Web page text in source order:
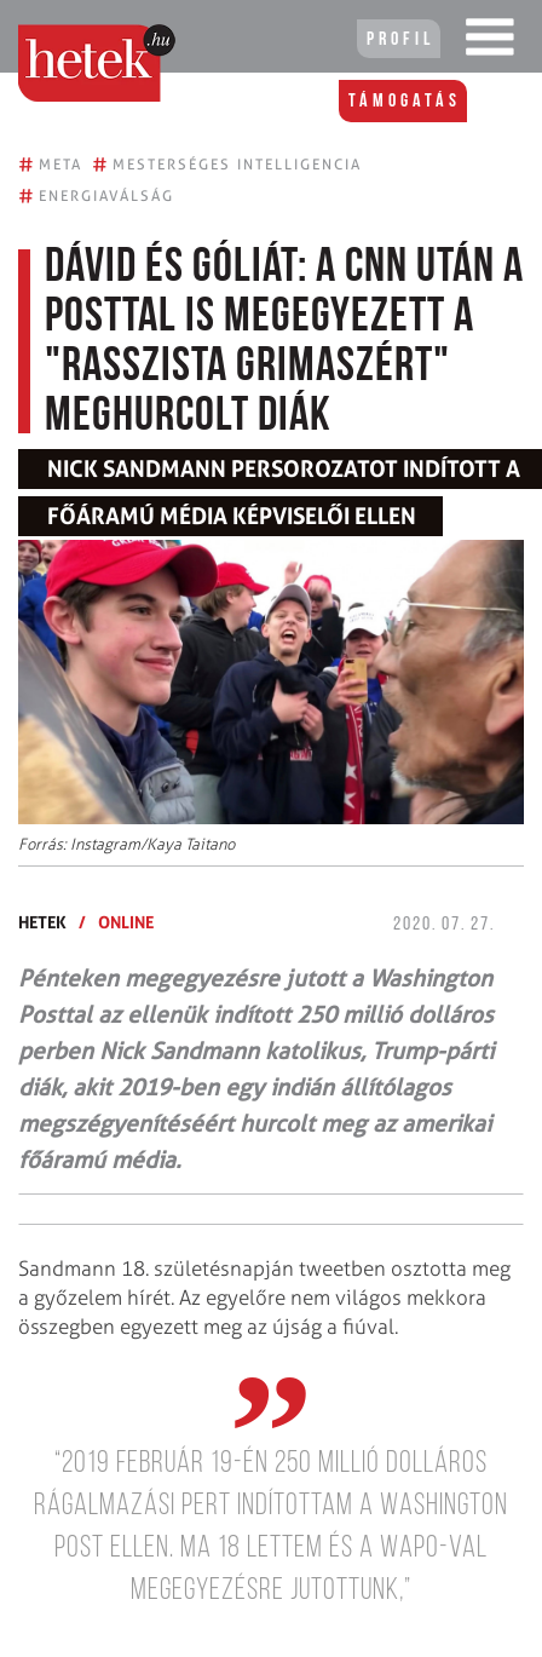
Profil
Támogatás
# META # MESTERSÉGES INTELLIGENCIA
# ENERGIAVÁLSÁG
Dávid és Góliát: a CNN után a
Posttal is megegyezett a
"rasszista grimaszért"
meghurcolt diák
NICK SANDMANN PERSOROZATOT INDÍTOTT A
FŐÁRAMÚ MÉDIA KÉPVISELŐI ELLEN
Forrás: Instagram/Kaya Taitano
HETEK / ONLINE 2020. 07. 27.
Pénteken megegyezésre jutott a Washington
Posttal az ellenük indított 250 millió dolláros
perben Nick Sandmann katolikus, Trump-párti
diák, akit 2019-ben egy indián állítólagos
megszégyenítéséért hurcolt meg az amerikai
főáramú média.
Sandmann 18. születésnapján tweetben osztotta meg
a győzelem hírét. Az egyelőre nem világos mekkora
összegben egyezett meg az újság a fiúval.
“2019 február 19-én 250 millió dolláros
rágalmazási pert indítottam a Washington
Post ellen. Ma 18 lettem és a WaPo-val
megegyezésre jutottunk,”